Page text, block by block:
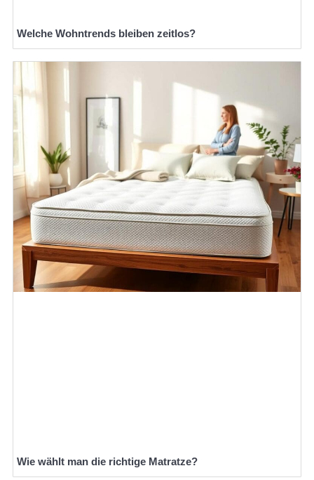
Welche Wohntrends bleiben zeitlos?
Wie wählt man die richtige Matratze?